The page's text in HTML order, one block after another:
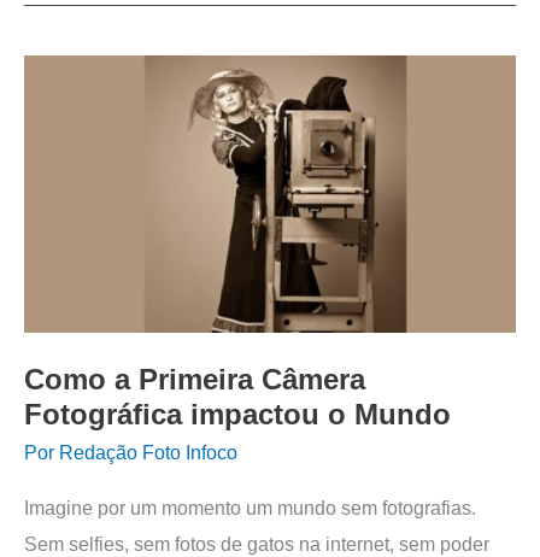
Como a Primeira Câmera
Fotográfica impactou o Mundo
Por Redação Foto Infoco
Imagine por um momento um mundo sem fotografias.
Sem selfies, sem fotos de gatos na internet, sem poder